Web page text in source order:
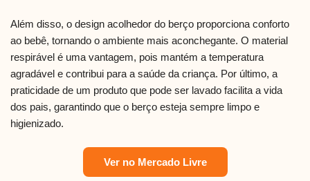
Além disso, o design acolhedor do berço proporciona conforto
ao bebê, tornando o ambiente mais aconchegante. O material
respirável é uma vantagem, pois mantém a temperatura
agradável e contribui para a saúde da criança. Por último, a
praticidade de um produto que pode ser lavado facilita a vida
dos pais, garantindo que o berço esteja sempre limpo e
higienizado.
Ver no Mercado Livre